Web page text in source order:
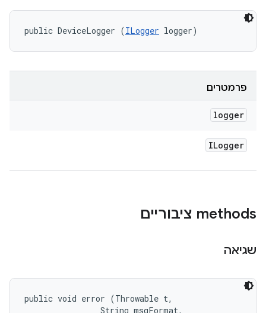
public DeviceLogger (ILogger logger)
פרמטרים
logger
ILogger
‫methods ציבוריים
שגיאה
public void error (Throwable t,
                String msgFormat,